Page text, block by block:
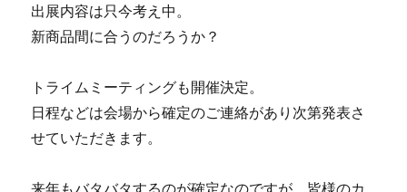
出展内容は只今考え中。
新商品間に合うのだろうか？
トライムミーティングも開催決定。
日程などは会場から確定のご連絡があり次第発表さ
せていただきます。